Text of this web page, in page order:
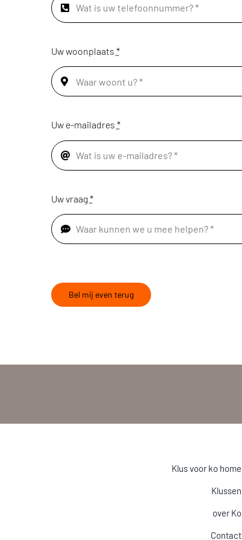
Uw woonplaats *
Uw e-mailadres *
Uw vraag*
Bel mij even terug
Klus voor ko home
Klussen
over Ko
Contact